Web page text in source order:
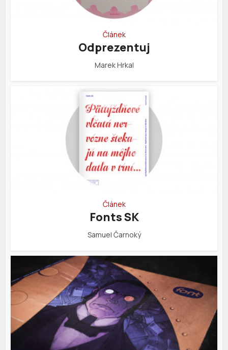
Článek
Odprezentuj
Marek Hrkal
Článek
Fonts SK
Samuel Čarnoký